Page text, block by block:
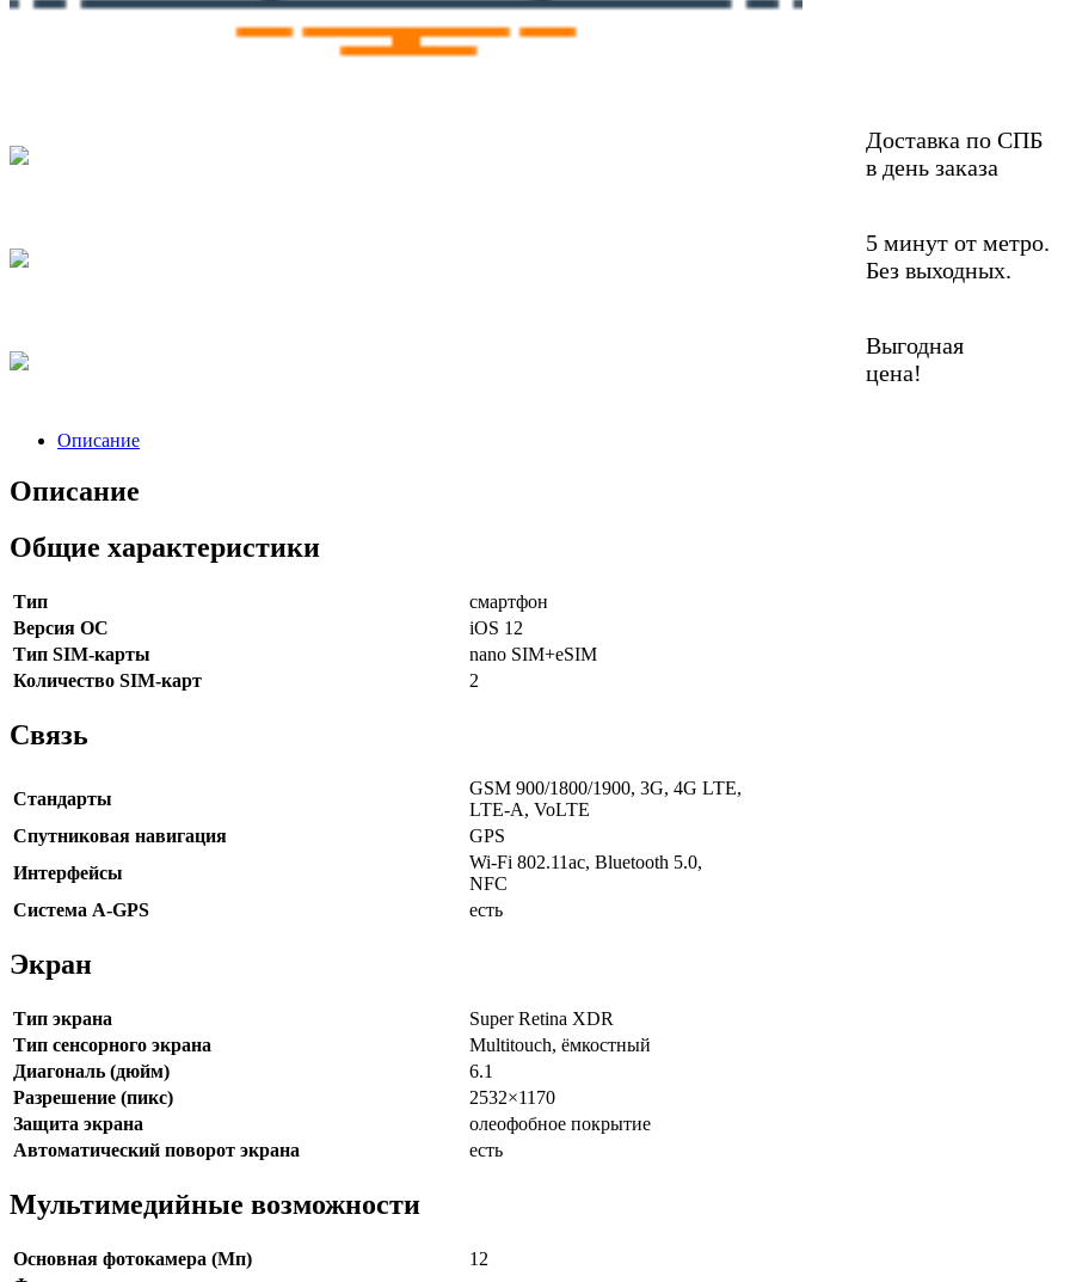
Доставка по СПБ
в день заказа
5 минут от метро.
Без выходных.
Выгодная
цена!
Описание
Описание
Общие характеристики
Тип
смартфон
Версия ОС
iOS 12
Тип SIM-карты
nano SIM+eSIM
Количество SIM-карт
2
Связь
Стандарты
GSM 900/1800/1900, 3G, 4G LTE,
LTE-A, VoLTE
Спутниковая навигация
GPS
Интерфейсы
Wi-Fi 802.11ac, Bluetooth 5.0,
NFC
Cистема A-GPS
есть
Экран
Тип экрана
Super Retina XDR
Тип сенсорного экрана
Multitouch, ёмкостный
Диагональ (дюйм)
6.1
Разрешение (пикс)
2532×1170
Защита экрана
олеофобное покрытие
Автоматический поворот экрана
есть
Мультимедийные возможности
Основная фотокамера (Мп)
12